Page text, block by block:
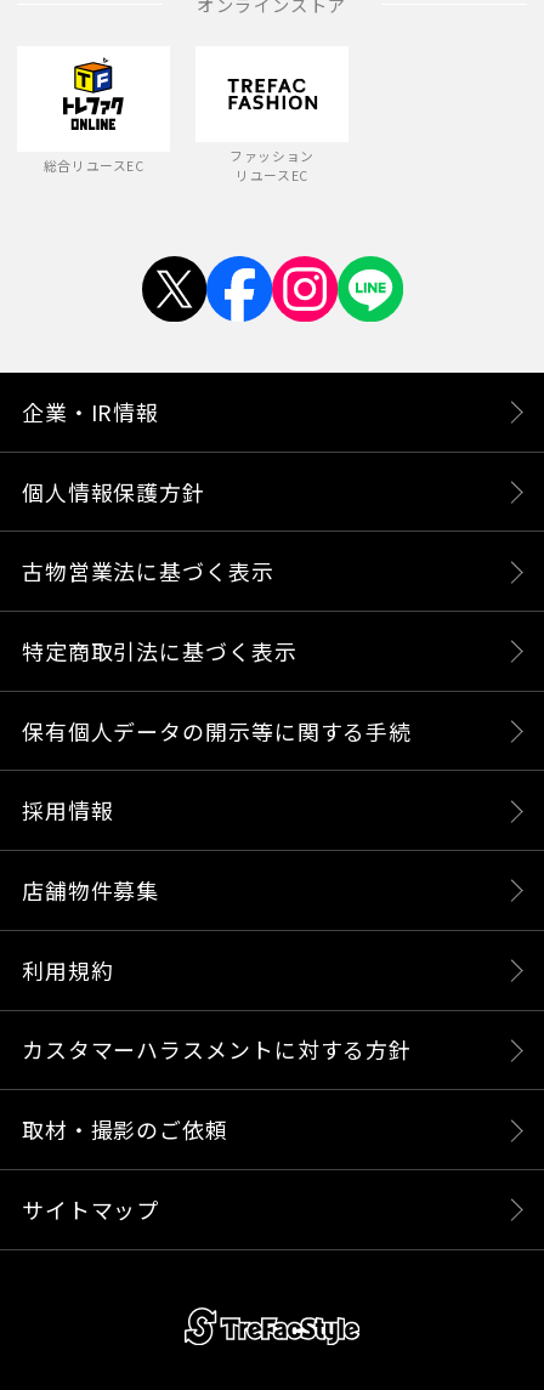
総合リユースEC
ファッション
リユースEC
企業・IR情報
個人情報保護方針
古物営業法に基づく表示
特定商取引法に基づく表示
保有個人データの開示等に関する手続
採用情報
店舗物件募集
利用規約
カスタマーハラスメントに対する方針
取材・撮影のご依頼
サイトマップ